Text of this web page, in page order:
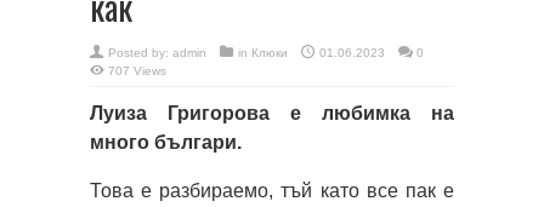
Posted by: admin in Клюки 01.06.2023
0
707 Views
Луиза Григорова е любимка на
много българи.
Това е разбираемо, тъй като все пак е